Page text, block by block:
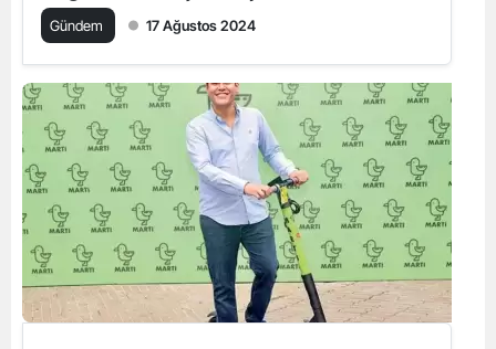
Gündem 17 Ağustos 2024